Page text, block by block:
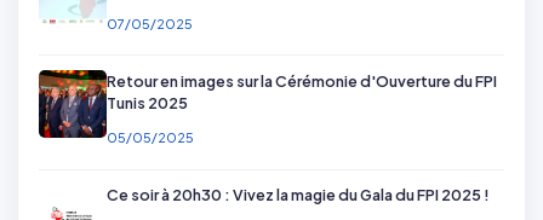
07/05/2025
Retour en images sur la Cérémonie d'Ouverture du FPI
Tunis 2025
05/05/2025
Ce soir à 20h30 : Vivez la magie du Gala du FPI 2025 !